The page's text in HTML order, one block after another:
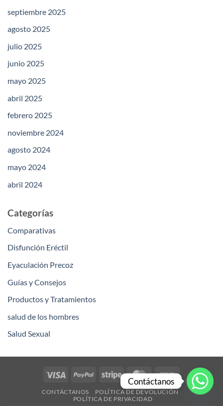
septiembre 2025
agosto 2025
julio 2025
junio 2025
mayo 2025
abril 2025
febrero 2025
noviembre 2024
agosto 2024
mayo 2024
abril 2024
Categorías
Comparativas
Disfunción Eréctil
Eyaculación Precoz
Guías y Consejos
Productos y Tratamientos
salud de los hombres
Salud Sexual
Visa PayPal Stripe MasterCardCash
On
Delivery
CONTÁCTANOS
POLÍTICA DE DEVOLUCIÓN
POLÍTICA DE PRIVACIDAD
Contáctanos